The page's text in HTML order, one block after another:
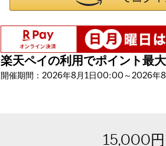
楽天ペイの利用でポイント最
開催期間：2026年8月1日00:00～2026年
15,000